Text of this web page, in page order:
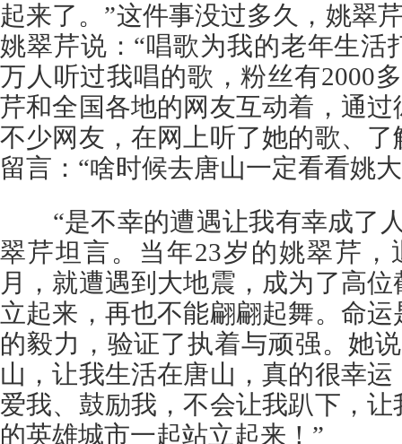
起来了。”这件事没过多久，姚翠
姚翠芹说：“唱歌为我的老年生活
万人听过我唱的歌，粉丝有2000
芹和全国各地的网友互动着，通
不少网友，在网上听了她的歌、
留言：“啥时候去唐山一定看看姚
“是不幸的遭遇让我有幸成了人
翠芹坦言。当年23岁的姚翠芹
月，就遭遇到大地震，成为了高
立起来，再也不能翩翩起舞。命
的毅力，验证了执着与顽强。她
山，让我生活在唐山，真的很幸
爱我、鼓励我，不会让我趴下，
的英雄城市一起站立起来！”